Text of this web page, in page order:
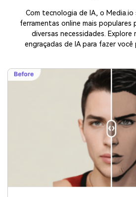
Com tecnologia de IA, o Media.io
ferramentas online mais populares
diversas necessidades. Explore
engraçadas de IA para fazer você